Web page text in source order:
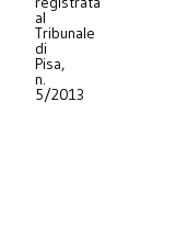
al
Tribunale
di
Pisa,
n.
5/2013